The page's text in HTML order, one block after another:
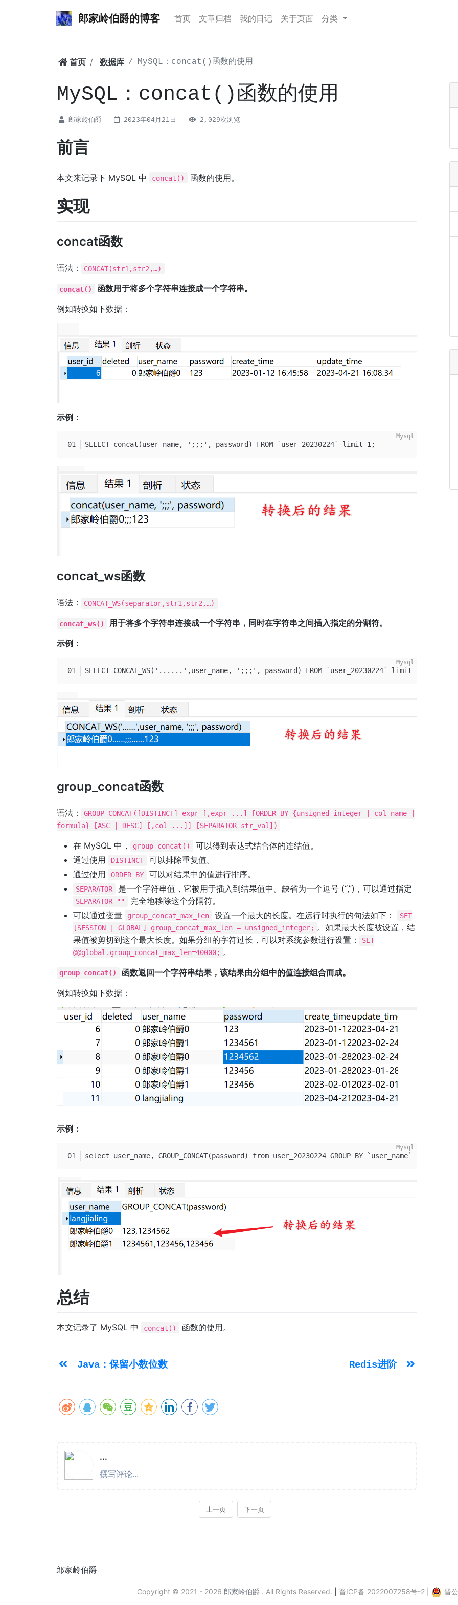
郎家岭伯爵的博客 首页 文章归档 我的日记 关于页面 分类
首页 数据库 MySQL：concat()函数的使用
MySQL：concat()函数的使用
郎家岭伯爵 2023年04月21日 2,029次浏览
前言
本文来记录下 MySQL 中 concat() 函数的使用。
实现
concat函数
语法： CONCAT(str1,str2,…)
concat()
函数用于将多个字符串连接成一个字符串。
例如转换如下数据：
示例：
SELECT concat(user_name, ';;;', password) FROM `user_20230224` limit 1;
concat_ws函数
语法： CONCAT_WS(separator,str1,str2,…)
concat_ws()
用于将多个字符串连接成一个字符串，同时在字符串之间插入指定的分割符。
示例：
SELECT CONCAT_WS('......',user_name, ';;;', password) FROM `user_20230224` limit 1
group_concat函数
语法：
GROUP_CONCAT([DISTINCT] expr [,expr ...] [ORDER BY {unsigned_integer | col_name |
formula} [ASC | DESC] [,col ...]] [SEPARATOR str_val])
在 MySQL 中， group_concat()
可以得到表达式结合体的连结值。
通过使用
DISTINCT
可以排除重复值。
通过使用
ORDER BY 可以对结果中的值进行排序。
SEPARATOR 是一个字符串值，它被用于插入到结果值中。缺省为一个逗号 (“,”)，可以通过指定
SEPARATOR ""
完全地移除这个分隔符。
可以通过变量
group_concat_max_len 设置一个最大的长度。在运行时执行的句法如下：
SET
[SESSION | GLOBAL] group_concat_max_len = unsigned_integer; 。如果最大长度被设置，结
果值被剪切到这个最大长度。如果分组的字符过长，可以对系统参数进行设置：
SET
@@global.group_concat_max_len=40000; 。
group_concat()
函数返回一个字符串结果，该结果由分组中的值连接组合而成。
例如转换如下数据：
示例：
select user_name, GROUP_CONCAT(password) from user_20230224 GROUP BY `user_name`
总结
本文记录了 MySQL 中 concat() 函数的使用。
Java：保留小数位数 Redis进阶
郎家岭伯爵
Copyright © 2021 - 2026 郎家岭伯爵 . All Rights Reserved. 晋ICP备 2022007258号-2 晋